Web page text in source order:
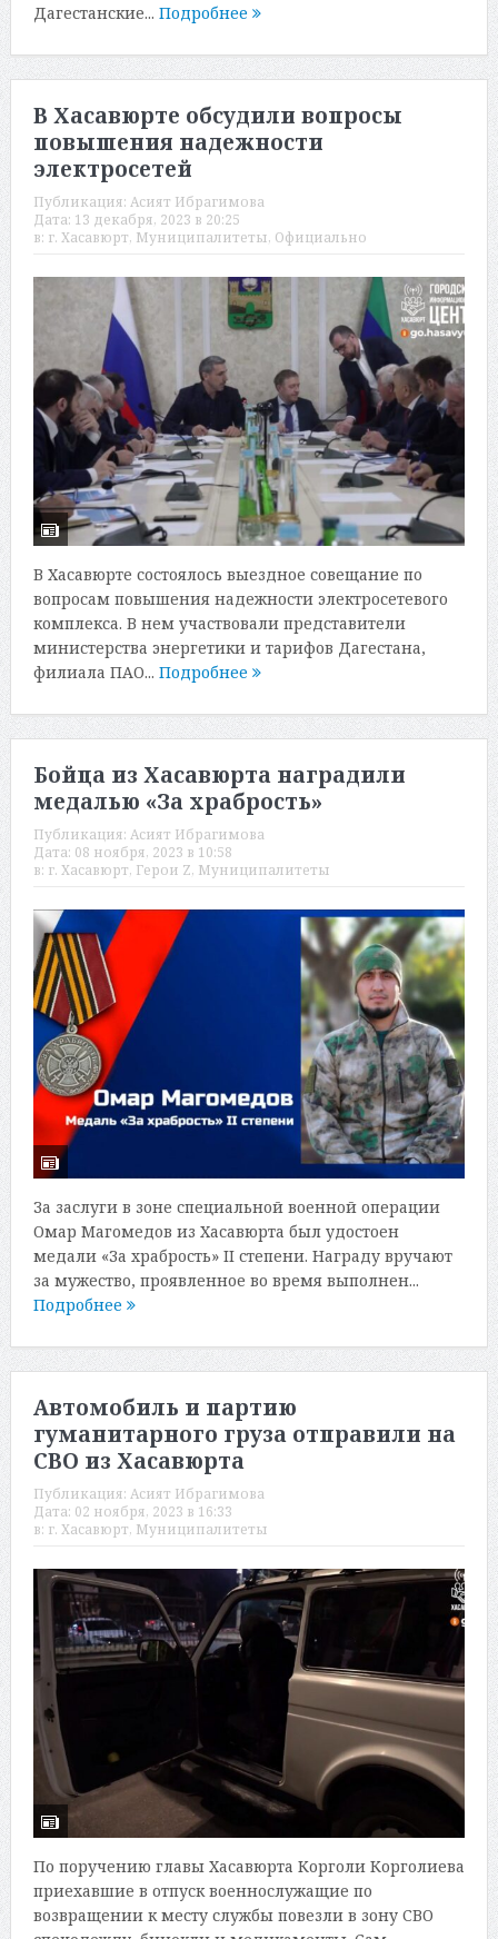
Дагестанские... Подробнее
В Хасавюрте обсудили вопросы
повышения надежности
электросетей
Публикация: Асият Ибрагимова
Дата: 13 декабря, 2023 в 20:25
в: г. Хасавюрт, Муниципалитеты, Официально
В Хасавюрте состоялось выездное совещание по
вопросам повышения надежности электросетевого
комплекса. В нем участвовали представители
министерства энергетики и тарифов Дагестана,
филиала ПАО... Подробнее
Бойца из Хасавюрта наградили
медалью «За храбрость»
Публикация: Асият Ибрагимова
Дата: 08 ноября, 2023 в 10:58
в: г. Хасавюрт, Герои Z, Муниципалитеты
За заслуги в зоне специальной военной операции
Омар Магомедов из Хасавюрта был удостоен
медали «За храбрость» II степени. Награду вручают
за мужество, проявленное во время выполнен...
Подробнее
Автомобиль и партию
гуманитарного груза отправили на
СВО из Хасавюрта
Публикация: Асият Ибрагимова
Дата: 02 ноября, 2023 в 16:33
в: г. Хасавюрт, Муниципалитеты
По поручению главы Хасавюрта Корголи Корголиева
приехавшие в отпуск военнослужащие по
возвращении к месту службы повезли в зону СВО